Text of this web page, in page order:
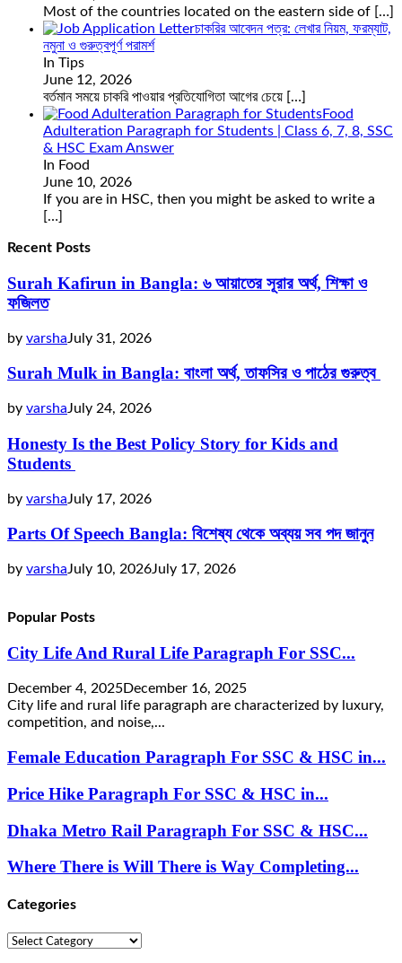
Most of the countries located on the eastern side of […]
চাকরির আবেদন পত্র: লেখার নিয়ম, ফরম্যাট,
নমুনা ও গুরুত্বপূর্ণ পরামর্শ
In Tips
June 12, 2026
বর্তমান সময়ে চাকরি পাওয়ার প্রতিযোগিতা আগের চেয়ে […]
Food
Adulteration Paragraph for Students | Class 6, 7, 8, SSC
& HSC Exam Answer
In Food
June 10, 2026
If you are in HSC, then you might be asked to write a
[…]
Recent Posts
Surah Kafirun in Bangla: ৬ আয়াতের সূরার অর্থ, শিক্ষা ও
ফজিলত
by varshaJuly 31, 2026
Surah Mulk in Bangla: বাংলা অর্থ, তাফসির ও পাঠের গুরুত্ব
by varshaJuly 24, 2026
Honesty Is the Best Policy Story for Kids and
Students
by varshaJuly 17, 2026
Parts Of Speech Bangla: বিশেষ্য থেকে অব্যয় সব পদ জানুন
by varshaJuly 10, 2026July 17, 2026
Popular Posts
City Life And Rural Life Paragraph For SSC...
December 4, 2025December 16, 2025
City life and rural life paragraph are characterized by luxury,
competition, and noise,...
Female Education Paragraph For SSC & HSC in...
Price Hike Paragraph For SSC & HSC in...
Dhaka Metro Rail Paragraph For SSC & HSC...
Where There is Will There is Way Completing...
Categories
Categories